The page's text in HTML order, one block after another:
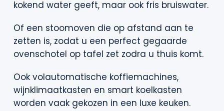
kokend water geeft, maar ook fris bruiswater.
Of een stoomoven die op afstand aan te
zetten is, zodat u een perfect gegaarde
ovenschotel op tafel zet zodra u thuis komt.
Ook volautomatische koffiemachines,
wijnklimaatkasten en smart koelkasten
worden vaak gekozen in een luxe keuken.